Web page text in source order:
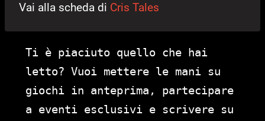
Vai alla scheda di Cris Tales
Ti è piaciuto quello che hai
letto? Vuoi mettere le mani su
giochi in anteprima, partecipare
a eventi esclusivi e scrivere su